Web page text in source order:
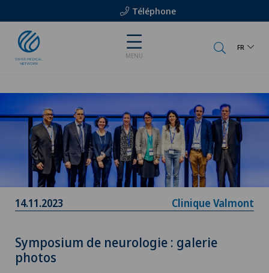
Téléphone
MENU
FR
14.11.2023 Clinique Valmont
Symposium de neurologie : galerie
photos